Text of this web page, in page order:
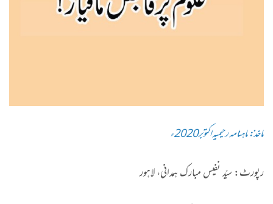
ماخذ: ماہنامہ رحیمیہ اکتوبر2020ء
رپورٹ: سیّد نفیس مبارک ہمدانی، لاہور